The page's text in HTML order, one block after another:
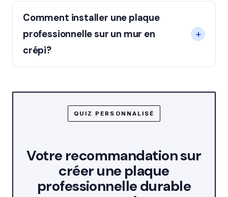
Comment installer une plaque
professionnelle sur un mur en
crépi?
QUIZ PERSONNALISÉ
Votre recommandation sur
créer une plaque
professionnelle durable